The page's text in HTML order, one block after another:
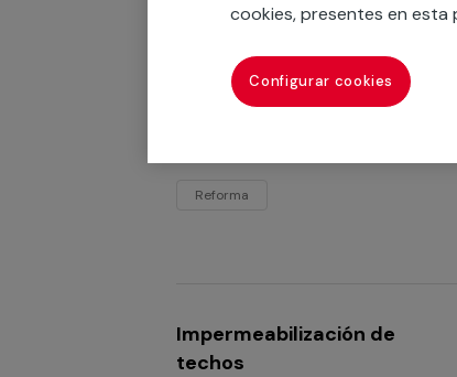
Reforma
Impermeabilización de
techos
cookies, presentes en esta
Configurar cookies